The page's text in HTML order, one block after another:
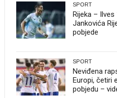
SPORT
Rijeka –
Jankovića
pobjede
SPORT
Neviđena
Europi, četiri
pobjedu –